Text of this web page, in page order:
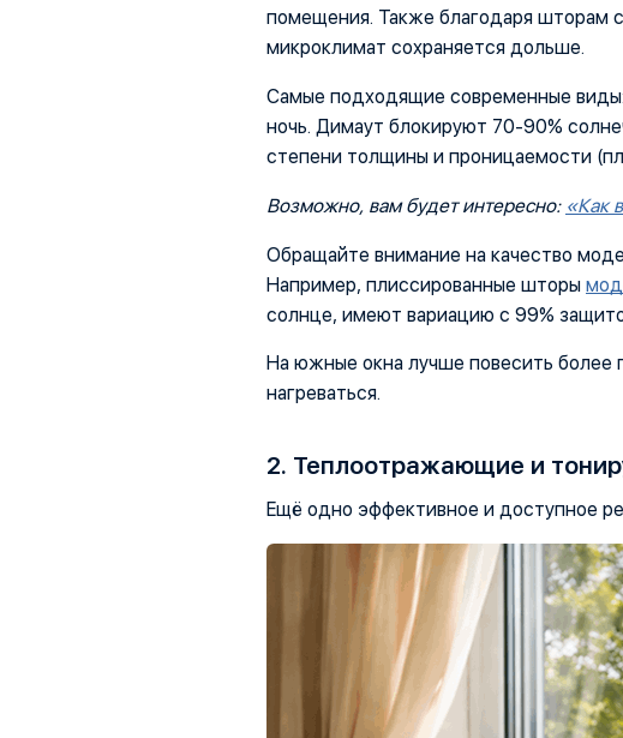
помещения. Также благодаря шторам
микроклимат сохраняется дольше.
Самые подходящие современные
ночь. Димаут блокируют 70-90%
степени толщины и проницаемости
Возможно, вам будет интересно: «Как
Обращайте внимание на качество
Например, плиссированные шторы
солнце, имеют вариацию с 99%
На южные окна лучше повесить более
нагреваться.
2. Теплоотражающие и
Ещё одно эффективное и доступное